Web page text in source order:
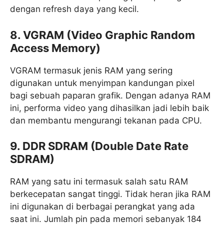
dengan refresh daya yang kecil.
8. VGRAM (Video Graphic Random
Access Memory)
VGRAM termasuk jenis RAM yang sering
digunakan untuk menyimpan kandungan pixel
bagi sebuah paparan grafik. Dengan adanya RAM
ini, performa video yang dihasilkan jadi lebih baik
dan membantu mengurangi tekanan pada CPU.
9. DDR SDRAM (Double Date Rate
SDRAM)
RAM yang satu ini termasuk salah satu RAM
berkecepatan sangat tinggi. Tidak heran jika RAM
ini digunakan di berbagai perangkat yang ada
saat ini. Jumlah pin pada memori sebanyak 184